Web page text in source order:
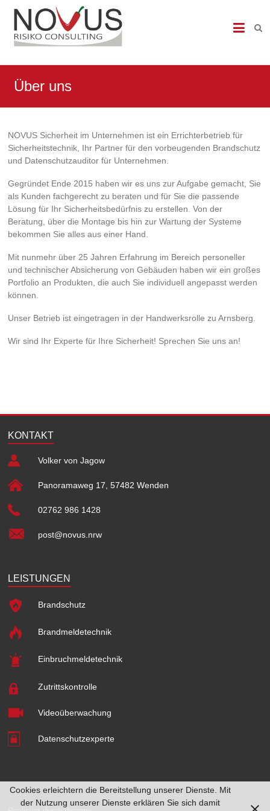
NOVUS
Risiko
Consulting
Datenschutzbeauftragter,
GVO,
Brandmeldeanlagen,
Sicherheitstechnik,
Brandmeldetechnik,
Heimrauchmelder,
Sicherheit,
Einbruchtechnik,
Zutrittskontrolle,
Über uns
NOVUS Sicherheit im Unternehmen ist ein Errichterbetrieb für
Sicherheitstechnik, Ihr Partner für den vorbeugenden Brandschutz
und Datenschutzauditor für Unternehmen.
Gegründet Ende 2015 haben wir es uns zur Aufgabe gemacht, Sie
als Kunden fachgerecht zu beraten und für Sie die passende
Lösung für Ihr Sicherheitsbedürfnis zu erstellen. Von der
Beratung, über die Montage bis hin zur Wartung der Systeme
bekommen Sie alles aus einer Hand.
Mit nunmehr über 25 Jahren Erfahrung im Bereich personeller
und technischer Absicherung von Gebäuden haben wir ein großes
Portfolio an Produkten, die auch Sie individuell angepasst werden
können.
Unser Betrieb ist eingetragen in der Handwerksrolle zu Arnsberg.
Wir sind Ihr Experte für Ihre Sicherheit! Sprechen Sie uns an!
KONTAKT
Volker von Jagow
Panoramaweg 17, 57482 Wenden
02762 986 1428
post@novus.nrw
LEISTUNGEN
Brandschutz
Brandmeldetechnik
Einbruchmeldetechnik
Zutrittskontrolle
Videoüberwachung
Datenschutzexperte
Cookies erleichtern die Bereitstellung unserer Dienste. Mit
der Nutzung unserer Dienste erklären Sie sich damit